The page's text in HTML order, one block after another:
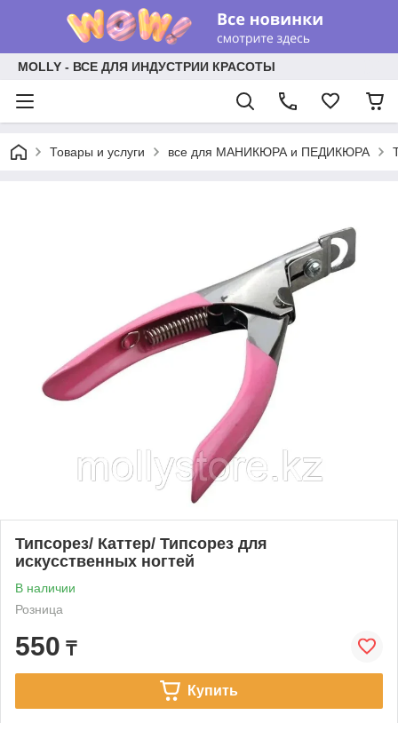
MOLLY - ВСЕ ДЛЯ ИНДУСТРИИ КРАСОТЫ
Товары и услуги все для МАНИКЮРА и ПЕДИКЮРА
Типсорез/ Каттер/ Типсорез для
искусственных ногтей
В наличии
Розница
550 ₸
Купить